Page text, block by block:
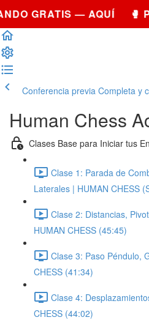
GRATIS — AQUÍ 🥊
Conferencia previa Completa y
Human Chess
Clases Base para Iniciar tus
Clase 1: Parada de
Laterales | HUMAN CHESS
Clase 2: Distancias,
HUMAN CHESS (45:45)
Clase 3: Paso Péndulo,
CHESS (41:34)
Clase 4:
CHESS (44:02)